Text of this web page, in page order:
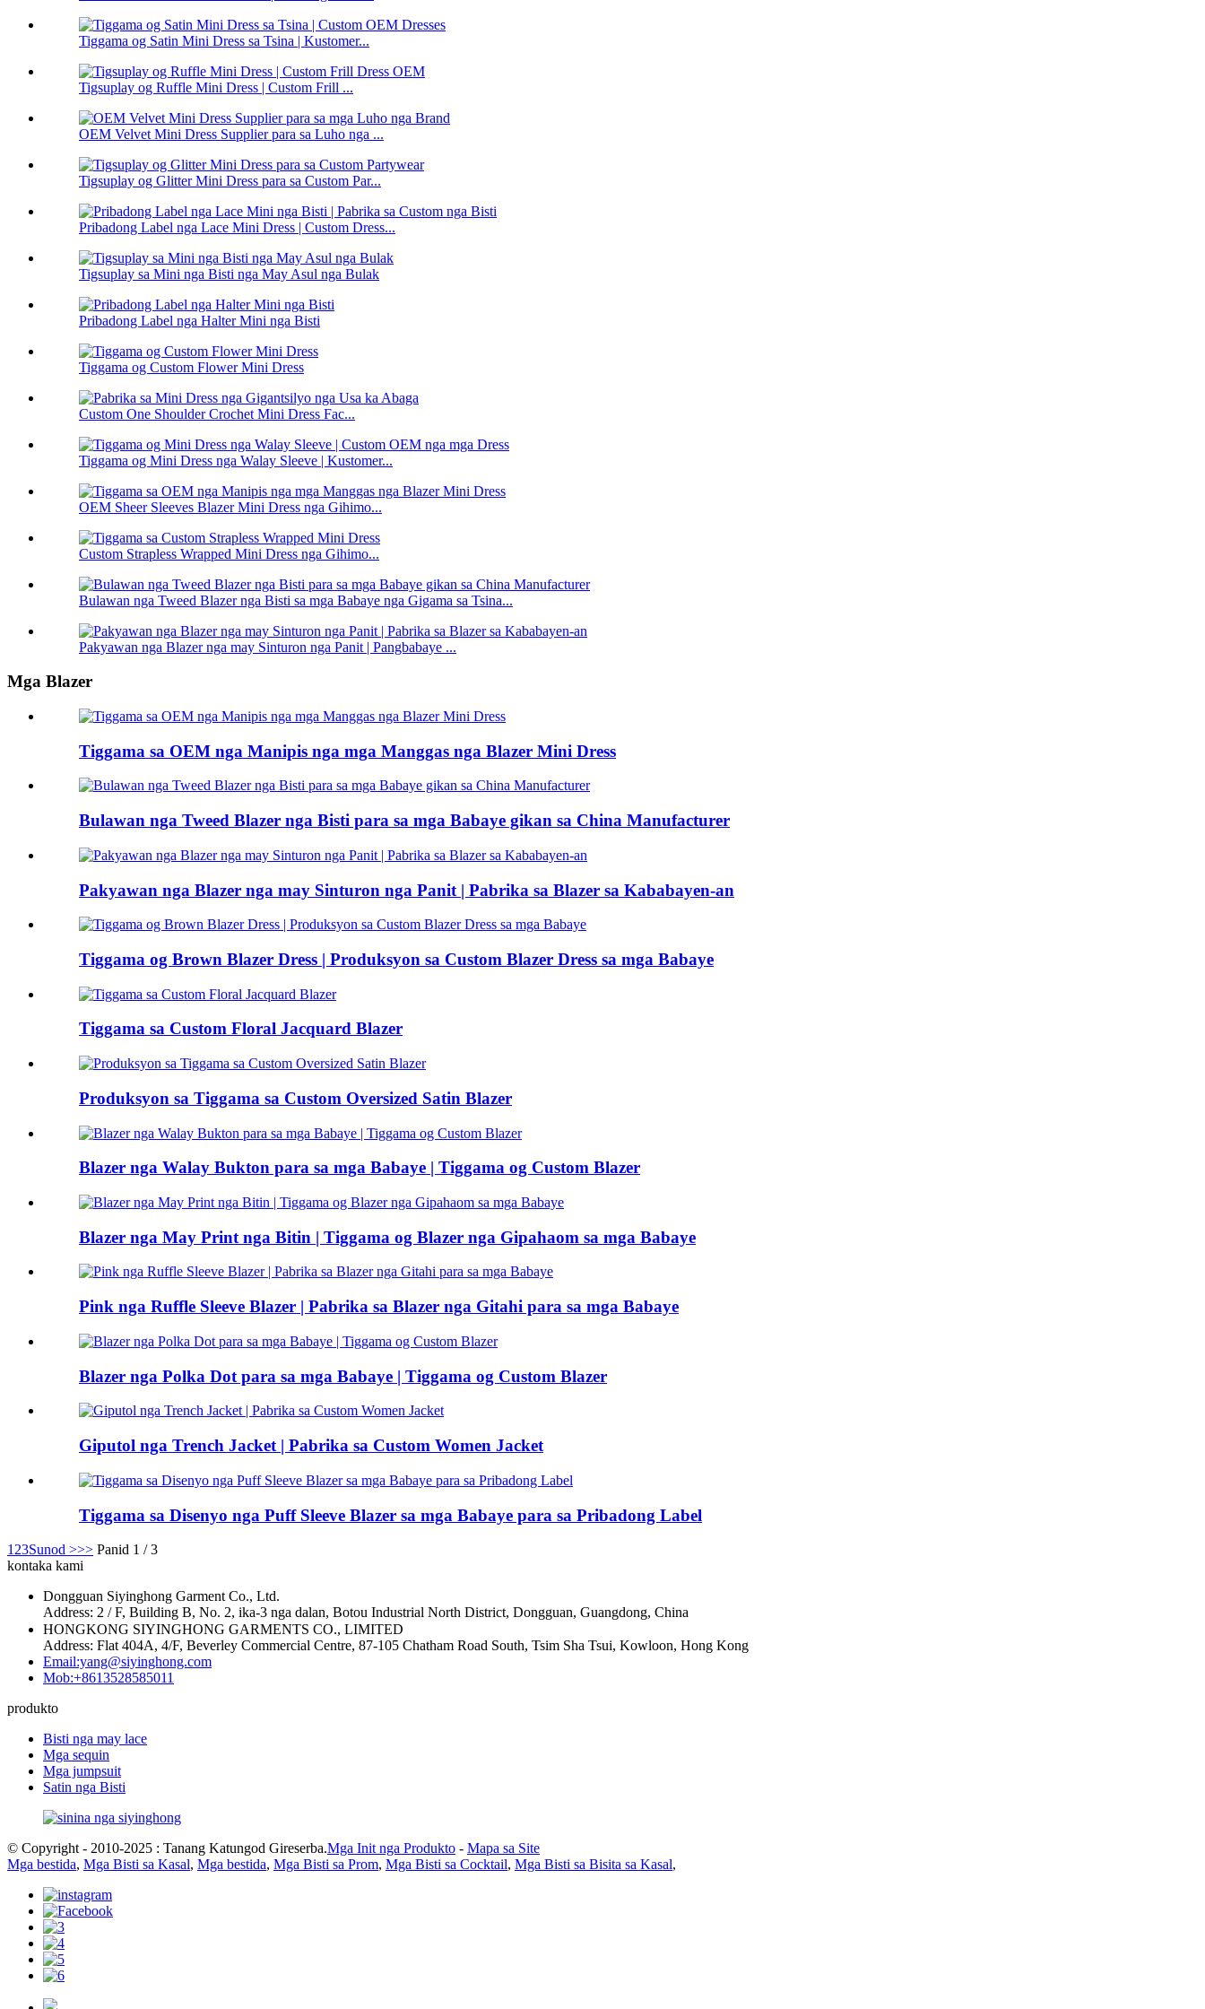
Tiggama og Satin Mini Dress sa Tsina | Kustomer...
Tigsuplay og Ruffle Mini Dress | Custom Frill ...
OEM Velvet Mini Dress Supplier para sa Luho nga ...
Tigsuplay og Glitter Mini Dress para sa Custom Par...
Pribadong Label nga Lace Mini Dress | Custom Dress...
Tigsuplay sa Mini nga Bisti nga May Asul nga Bulak
Pribadong Label nga Halter Mini nga Bisti
Tiggama og Custom Flower Mini Dress
Custom One Shoulder Crochet Mini Dress Fac...
Tiggama og Mini Dress nga Walay Sleeve | Kustomer...
OEM Sheer Sleeves Blazer Mini Dress nga Gihimo...
Custom Strapless Wrapped Mini Dress nga Gihimo...
Bulawan nga Tweed Blazer nga Bisti sa mga Babaye nga Gigama sa Tsina...
Pakyawan nga Blazer nga may Sinturon nga Panit | Pangbabaye ...
Mga Blazer
Tiggama sa OEM nga Manipis nga mga Manggas nga Blazer Mini Dress
Bulawan nga Tweed Blazer nga Bisti para sa mga Babaye gikan sa China Manufacturer
Pakyawan nga Blazer nga may Sinturon nga Panit | Pabrika sa Blazer sa Kababayen-an
Tiggama og Brown Blazer Dress | Produksyon sa Custom Blazer Dress sa mga Babaye
Tiggama sa Custom Floral Jacquard Blazer
Produksyon sa Tiggama sa Custom Oversized Satin Blazer
Blazer nga Walay Bukton para sa mga Babaye | Tiggama og Custom Blazer
Blazer nga May Print nga Bitin | Tiggama og Blazer nga Gipahaom sa mga Babaye
Pink nga Ruffle Sleeve Blazer | Pabrika sa Blazer nga Gitahi para sa mga Babaye
Blazer nga Polka Dot para sa mga Babaye | Tiggama og Custom Blazer
Giputol nga Trench Jacket | Pabrika sa Custom Women Jacket
Tiggama sa Disenyo nga Puff Sleeve Blazer sa mga Babaye para sa Pribadong Label
1 23Sunod >>> Panid 1 / 3
kontaka kami
Dongguan Siyinghong Garment Co., Ltd.
Address: 2 / F, Building B, No. 2, ika-3 nga dalan, Botou Industrial North District, Dongguan, Guangdong, China
HONGKONG SIYINGHONG GARMENTS CO., LIMITED
Address: Flat 404A, 4/F, Beverley Commercial Centre, 87-105 Chatham Road South, Tsim Sha Tsui, Kowloon, Hong Kong
Email:yang@siyinghong.com
Mob:+8613528585011
produkto
Bisti nga may lace
Mga sequin
Mga jumpsuit
Satin nga Bisti
© Copyright - 2010-2025 : Tanang Katungod Gireserba.Mga Init nga Produkto - Mapa sa Site
Mga bestida, Mga Bisti sa Kasal, Mga bestida, Mga Bisti sa Prom, Mga Bisti sa Cocktail, Mga Bisti sa Bisita sa Kasal,